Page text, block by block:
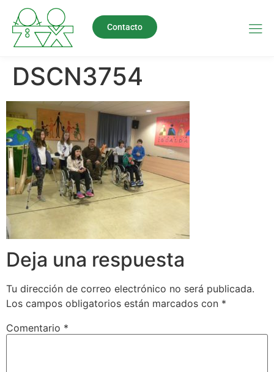
Contacto
DSCN3754
Deja una respuesta
Tu dirección de correo electrónico no será publicada.
Los campos obligatorios están marcados con *
Comentario *